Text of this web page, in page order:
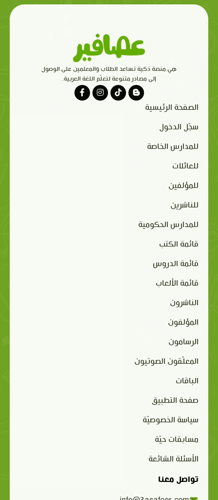
هي منصة ذكية تساعد الطلاب والمعلمين على الوصول
إلى مصادر متنوعة لتعلّم اللغة العربية.
الصفحة الرئيسية
سجّل الدخول
للمدارس الخاصة
للعائلات
للمؤلفين
للناشرين
للمدارس الحكومية
قائمة الكتب
قائمة الدروس
قائمة الألعاب
الناشرون
المؤلفون
الرسامون
المعلّقون الصوتيون
الباقات
صفحة التطبيق
سياسة الخصوصيّة
مسابقات حيّة
الأسئلة الشائعة
تواصل معنا